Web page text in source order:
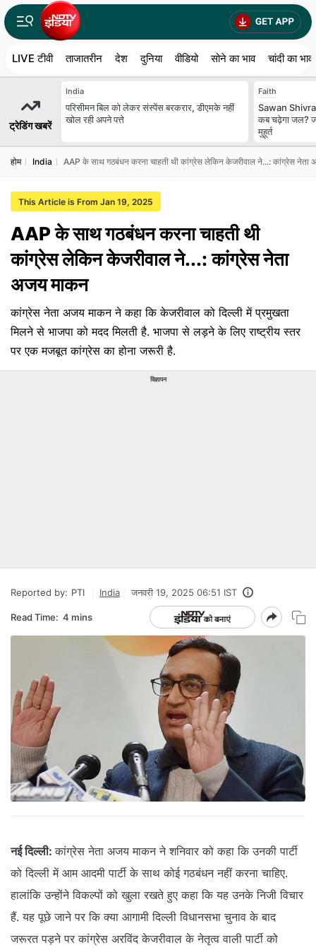
LIVE टीवी ताजातरीन देश दुनिया वीडियो सोने का भाव चांदी का भाव
ट्रेडिंग खबरें
India
परिसीमन बिल को लेकर संस्पेंस बरकरार, डीएमके नहीं
खोल रही अपने पत्ते
Faith
Sawan
कब चढ़ेगा जल?
मुहूर्त
होम India AAP के साथ गठबंधन करना चाहती थी कांग्रेस लेकिन केजरीवाल ने...: कांग्रेस नेता
This Article is From Jan 19, 2025
AAP के साथ गठबंधन करना चाहती थी
कांग्रेस लेकिन केजरीवाल ने...: कांग्रेस नेता
अजय माकन
कांग्रेस नेता अजय माकन ने कहा कि केजरीवाल को दिल्ली में प्रमुखता
मिलने से भाजपा को मदद मिलती है. भाजपा से लड़ने के लिए राष्ट्रीय स्तर
पर एक मजबूत कांग्रेस का होना जरूरी है.
विज्ञापन
Reported by: PTI India जनवरी 19, 2025 06:51 IST
Read Time: 4 mins
नई दिल्ली: कांग्रेस नेता अजय माकन ने शनिवार को कहा कि उनकी पार्टी
को दिल्ली में आम आदमी पार्टी के साथ कोई गठबंधन नहीं करना चाहिए.
हालांकि उन्‍होंने विकल्‍पों को खुला रखते हुए कहा कि यह उनके निजी विचार
हैं. यह पूछे जाने पर कि क्या आगामी दिल्ली विधानसभा चुनाव के बाद
जरूरत पड़ने पर कांग्रेस अरविंद केजरीवाल के नेतृत्व वाली पार्टी को